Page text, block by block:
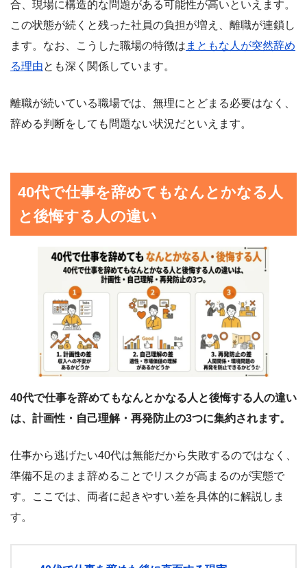
合、現場に構造的な問題がある可能性が高いといえます。
この状態が続くと残った社員の負担が増え、離職が連鎖し
ます。なお、こうした職場の特徴は まともな人が突然辞め
る理由とも深く関係しています。
離職が続いている職場では、無理にとどまる必要はなく、
辞める判断をしても問題ない状況だといえます。
40代で仕事を辞めてもなんとかなる人
と後悔する人の違い
40代で仕事を辞めてもなんとかなる人と後悔する人の違い
は、計画性・自己理解・再発防止の3つに集約されます。
仕事から逃げたい40代は無能だから失敗するのではなく、
準備不足のまま辞めることでリスクが高まるのが実態で
す。ここでは、両者に起きやすい差を具体的に解説しま
す。